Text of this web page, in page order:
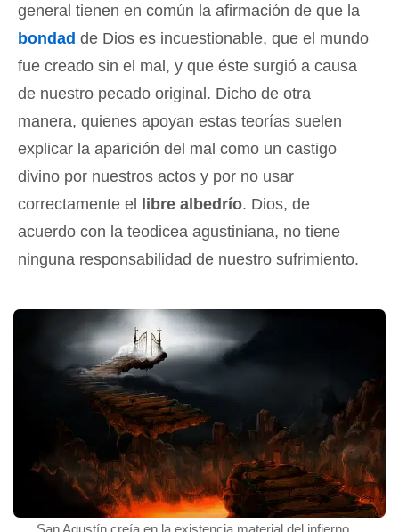
general tienen en común la afirmación de que la
bondad de Dios es incuestionable, que el mundo
fue creado sin el mal, y que éste surgió a causa
de nuestro pecado original. Dicho de otra
manera, quienes apoyan estas teorías suelen
explicar la aparición del mal como un castigo
divino por nuestros actos y por no usar
correctamente el libre albedrío. Dios, de
acuerdo con la teodicea agustiniana, no tiene
ninguna responsabilidad de nuestro sufrimiento.